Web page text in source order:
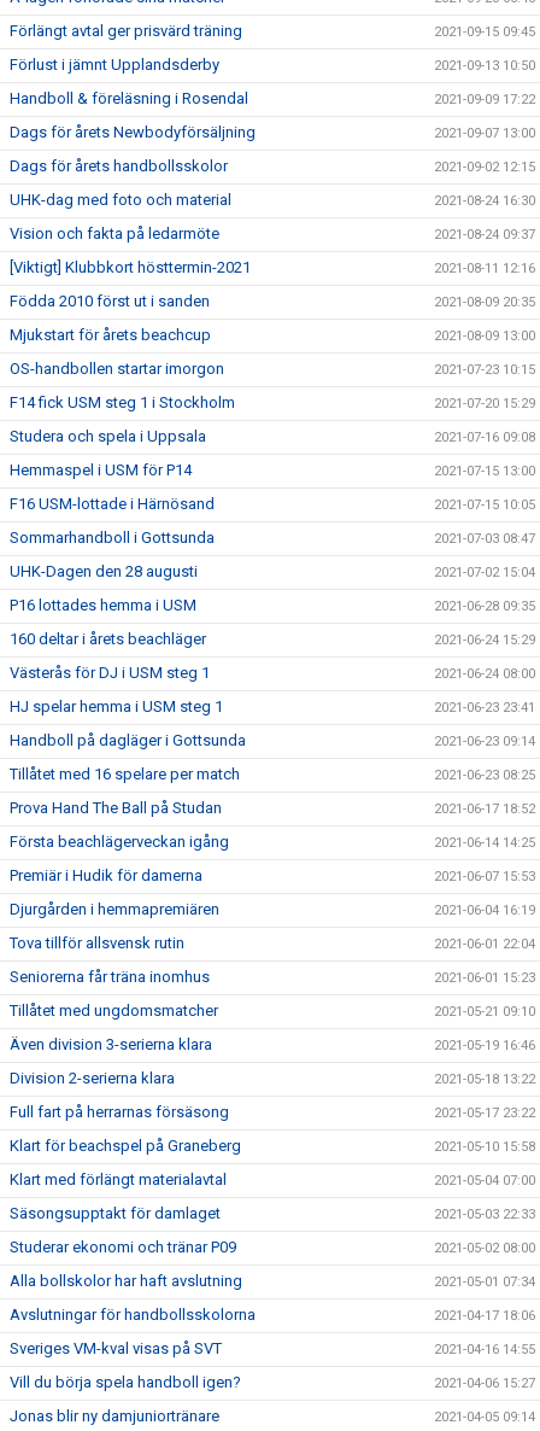
Förlängt avtal ger prisvärd träning 2021-09-15 09:45
Förlust i jämnt Upplandsderby 2021-09-13 10:50
Handboll & föreläsning i Rosendal 2021-09-09 17:22
Dags för årets Newbodyförsäljning 2021-09-07 13:00
Dags för årets handbollsskolor 2021-09-02 12:15
UHK-dag med foto och material 2021-08-24 16:30
Vision och fakta på ledarmöte 2021-08-24 09:37
[Viktigt] Klubbkort hösttermin-2021 2021-08-11 12:16
Födda 2010 först ut i sanden 2021-08-09 20:35
Mjukstart för årets beachcup 2021-08-09 13:00
OS-handbollen startar imorgon 2021-07-23 10:15
F14 fick USM steg 1 i Stockholm 2021-07-20 15:29
Studera och spela i Uppsala 2021-07-16 09:08
Hemmaspel i USM för P14 2021-07-15 13:00
F16 USM-lottade i Härnösand 2021-07-15 10:05
Sommarhandboll i Gottsunda 2021-07-03 08:47
UHK-Dagen den 28 augusti 2021-07-02 15:04
P16 lottades hemma i USM 2021-06-28 09:35
160 deltar i årets beachläger 2021-06-24 15:29
Västerås för DJ i USM steg 1 2021-06-24 08:00
HJ spelar hemma i USM steg 1 2021-06-23 23:41
Handboll på dagläger i Gottsunda 2021-06-23 09:14
Tillåtet med 16 spelare per match 2021-06-23 08:25
Prova Hand The Ball på Studan 2021-06-17 18:52
Första beachlägerveckan igång 2021-06-14 14:25
Premiär i Hudik för damerna 2021-06-07 15:53
Djurgården i hemmapremiären 2021-06-04 16:19
Tova tillför allsvensk rutin 2021-06-01 22:04
Seniorerna får träna inomhus 2021-06-01 15:23
Tillåtet med ungdomsmatcher 2021-05-21 09:10
Även division 3-serierna klara 2021-05-19 16:46
Division 2-serierna klara 2021-05-18 13:22
Full fart på herrarnas försäsong 2021-05-17 23:22
Klart för beachspel på Graneberg 2021-05-10 15:58
Klart med förlängt materialavtal 2021-05-04 07:00
Säsongsupptakt för damlaget 2021-05-03 22:33
Studerar ekonomi och tränar P09 2021-05-02 08:00
Alla bollskolor har haft avslutning 2021-05-01 07:34
Avslutningar för handbollsskolorna 2021-04-17 18:06
Sveriges VM-kval visas på SVT 2021-04-16 14:55
Vill du börja spela handboll igen? 2021-04-06 15:27
Jonas blir ny damjuniortränare 2021-04-05 09:14